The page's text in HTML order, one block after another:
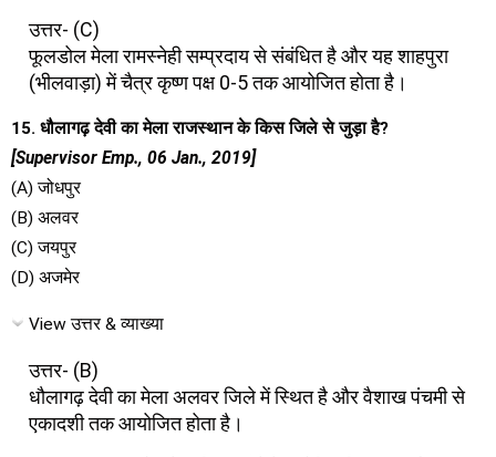
उत्तर- (C)
फूलडोल मेला रामस्नेही सम्प्रदाय से संबंधित है और यह शाहपुरा
(भीलवाड़ा) में चैत्र कृष्ण पक्ष 0-5 तक आयोजित होता है।
15. धौलागढ़ देवी का मेला राजस्थान के किस जिले से जुड़ा है?
[Supervisor Emp., 06 Jan., 2019]
(A) जोधपुर
(B) अलवर
(C) जयपुर
(D) अजमेर
View उत्तर & व्याख्या
उत्तर- (B)
धौलागढ़ देवी का मेला अलवर जिले में स्थित है और वैशाख पंचमी से
एकादशी तक आयोजित होता है।